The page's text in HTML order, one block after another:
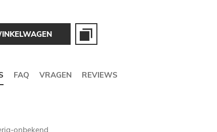
FAQ VRAGEN REVIEWS
onbekend